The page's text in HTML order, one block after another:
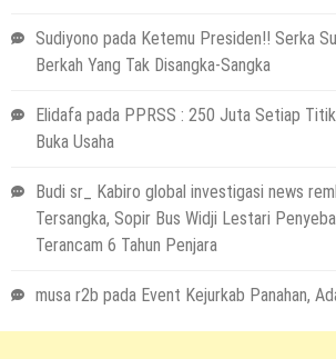
Sudiyono pada Ketemu Presiden!! Serka
Berkah Yang Tak Disangka-Sangka
Elidafa pada PPRSS : 250 Juta Setiap
Buka Usaha
Budi sr_ Kabiro global investigasi news
Tersangka, Sopir Bus Widji Lestari
Terancam 6 Tahun Penjara
musa r2b pada Event Kejurkab Panahan,